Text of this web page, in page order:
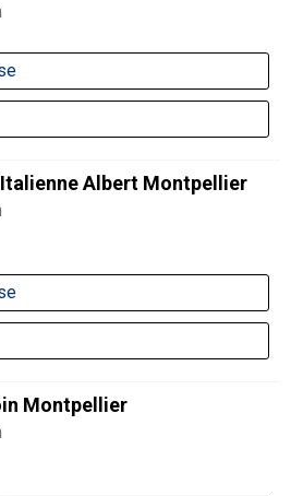
Albert Montpellier
Montpellier